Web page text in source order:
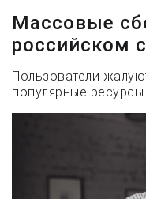
Массовые
российском
Пользователи
популярные ресурсы